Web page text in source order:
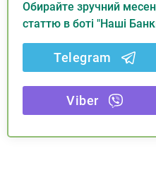
Обирайте зручний
статтю в боті "Наші
Telegram
Viber